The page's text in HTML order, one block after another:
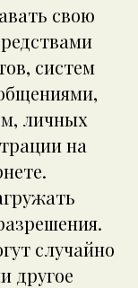
свою
систем
личных
на
случайно
другое